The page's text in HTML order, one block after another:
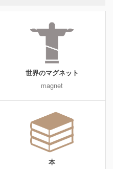
世界のマグネット
magnet
本